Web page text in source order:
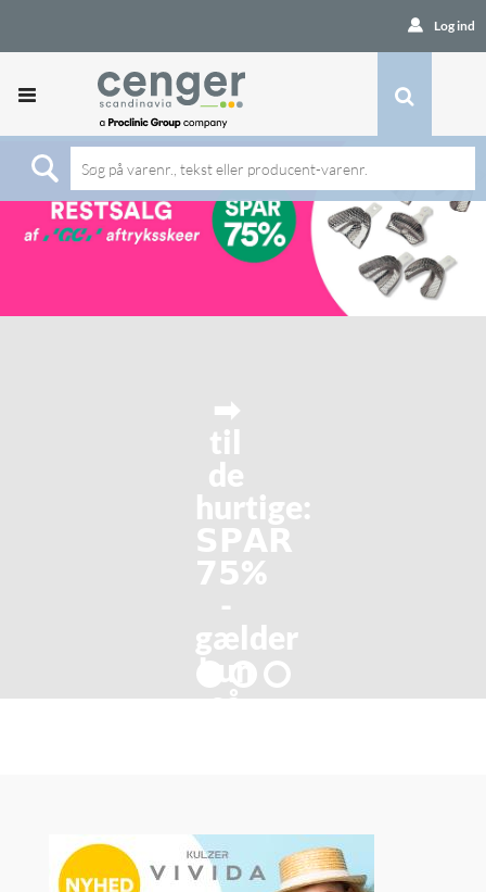
Log ind
➡
til
de
hurtige:
𝗦𝗣𝗔𝗥
𝟳𝟱%
-
gælder
kun
så